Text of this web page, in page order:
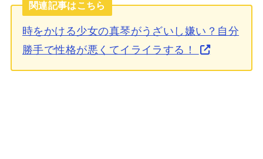
関連記事はこちら
時をかける少女の真琴がうざいし嫌い？自分
勝手で性格が悪くてイライラする！